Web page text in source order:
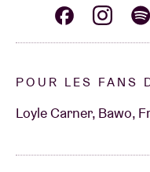
POUR LES FANS
Loyle Carner, Bawo,